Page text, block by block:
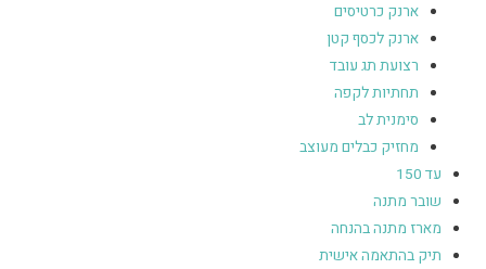
ארנק כרטיסים
ארנק לכסף קטן
רצועת תג עובד
תחתיות לקפה
סימנית לב
מחזיק כבלים מעוצב
עד 150
שובר מתנה
מארז מתנה בהנחה
תיק בהתאמה אישית